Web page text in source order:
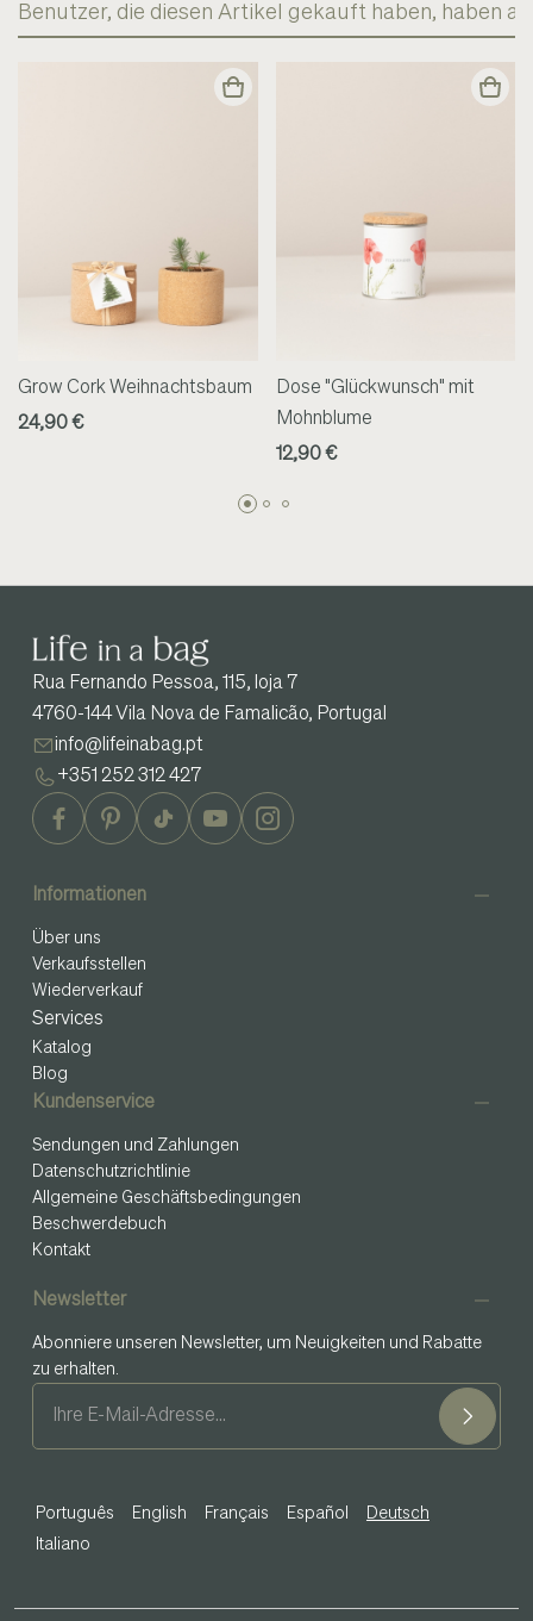
Benutzer, die diesen Artikel gekauft haben, haben
Grow Cork Weihnachtsbaum
24,90 €
Dose "Glückwunsch" mit
Mohnblume
12,90 €
Rua Fernando Pessoa, 115, loja 7
4760-144 Vila Nova de Famalicão, Portugal
info@lifeinabag.pt
+351 252 312 427
Informationen
Über uns
Verkaufsstellen
Wiederverkauf
Services
Katalog
Blog
Kundenservice
Sendungen und Zahlungen
Datenschutzrichtlinie
Allgemeine Geschäftsbedingungen
Beschwerdebuch
Kontakt
Newsletter
Abonniere unseren Newsletter, um Neuigkeiten und Rabatte
zu erhalten.
Português English Français Español
Deutsch
Italiano